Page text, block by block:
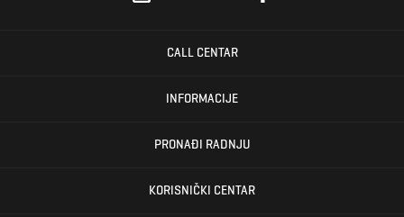
CALL CENTAR
INFORMACIJE
PRONAĐI RADNJU
KORISNIČKI CENTAR